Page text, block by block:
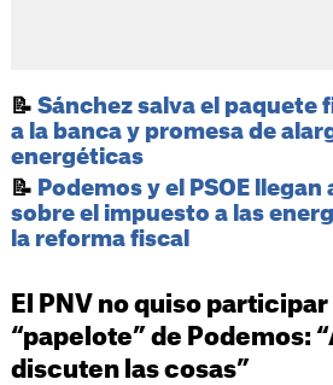
📝 Sánchez salva el paquete
a la banca y promesa de
energéticas
📝 Podemos y el PSOE
sobre el impuesto a las
la reforma fiscal
El PNV no quiso participar
“papelote” de Podemos:
discuten las cosas”